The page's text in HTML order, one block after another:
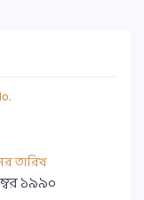
তারিখ
১৯৯০